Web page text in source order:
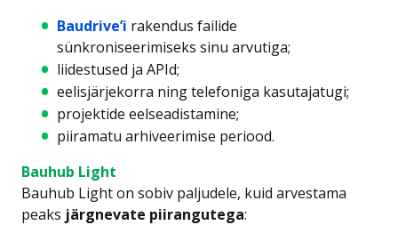
Baudrive’i rakendus failide
sünkroniseerimiseks sinu arvutiga;
liidestused ja APId;
eelisjärjekorra ning telefoniga kasutajatugi;
projektide eelseadistamine;
piiramatu arhiveerimise periood.
Bauhub Light
Bauhub Light on sobiv paljudele, kuid arvestama
peaks järgnevate piirangutega: